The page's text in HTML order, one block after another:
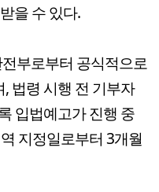
을 수 있다.
부로부터 공식적으로
법령 시행 전 기부자
입법예고가 진행 중
지정일로부터 3개월